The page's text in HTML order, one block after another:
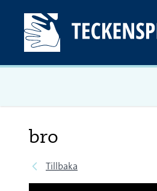
bro
Tillbaka